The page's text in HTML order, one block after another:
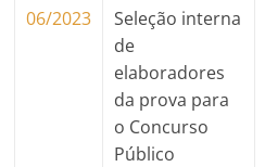
06/2023
Seleção interna
de
elaboradores
da prova para
o Concurso
Público